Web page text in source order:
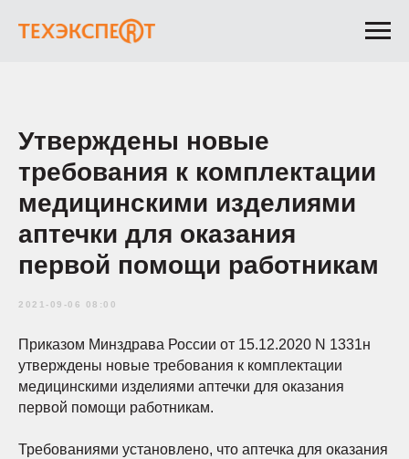
Утверждены новые
требования к комплектации
медицинскими изделиями
аптечки для оказания
первой помощи работникам
2021-09-06 08:00
Приказом Минздрава России от 15.12.2020 N 1331н
утверждены новые требования к комплектации
медицинскими изделиями аптечки для оказания
первой помощи работникам.
Требованиями установлено, что аптечка для оказания